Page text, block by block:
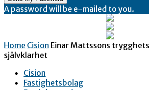
A password will be e-mailed to you.
Home Cision Einar Mattssons
självklarhet
Cision
Fastighetsbolag